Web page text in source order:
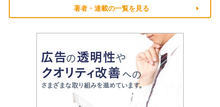
著者・連載の一覧を見る